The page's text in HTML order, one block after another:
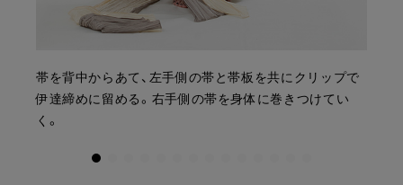
帯を背中からあて、左手側の帯と帯板を共にクリップで
伊達締めに留める。右手側の帯を身体に巻きつけてい
く。